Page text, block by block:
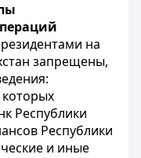
на
запрещены,
Республики
Республики
и иные